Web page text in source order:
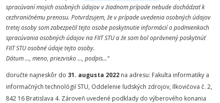
spracúvaní mojich osobných údajov v žiadnom prípade nebude dochádzať k
cezhraničnému prenosu. Potvrdzujem, že v prípade uvedenia osobných údajov
tretej osoby som zabezpečil tejto osobe poskytnutie informácií o podmienkach
spracúvania osobných údajov na FIIT STU a že som bol oprávnený poskytnúť
FIIT STU osobné údaje tejto osoby.
Dátum ..., meno, priezvisko ..., podpis...“
doručte najneskôr do 31. augusta 2022 na adresu: Fakulta informatiky a
informačných technológií STU, Oddelenie ľudských zdrojov, Ilkovičova č. 2,
842 16 Bratislava 4. Zároveň uvedené podklady do výberového konania